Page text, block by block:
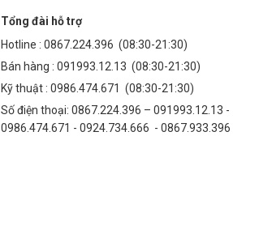
Tổng đài hỗ trợ
Hotline : 0867.224.396 (08:30-21:30)
Bán hàng : 091993.12.13 (08:30-21:30)
Kỹ thuật : 0986.474.671 (08:30-21:30)
Số điện thoại: 0867.224.396 – 091993.12.13 -
0986.474.671 - 0924.734.666 - 0867.933.396